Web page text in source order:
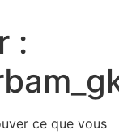
:
ce que vous